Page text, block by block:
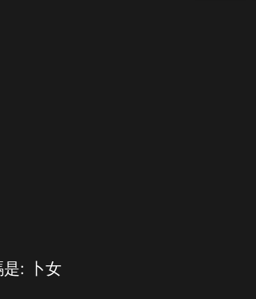
: 卜女